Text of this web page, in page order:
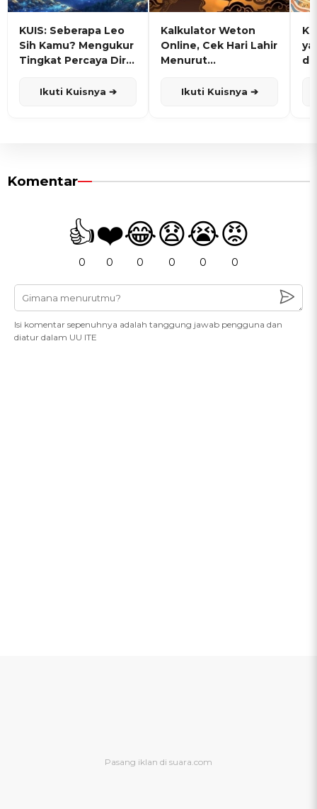
KUIS: Seberapa Leo
Sih Kamu? Mengukur
Tingkat Percaya Diri
Ikuti Kuisnya ➔
Kalkulator Weton
Online, Cek Hari Lahir
Menurut
Ikuti Kuisnya ➔
Komentar
👍
0
❤️
0
😂
0
😧
0
😭
0
😡
0
Isi komentar sepenuhnya adalah tanggung jawab pengguna dan
diatur dalam UU ITE